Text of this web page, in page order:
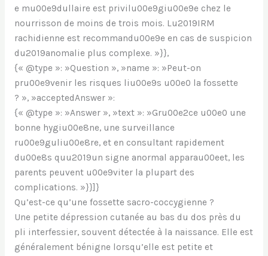
e mu00e9dullaire est privilu00e9giu00e9e chez le
nourrisson de moins de trois mois. Lu2019IRM
rachidienne est recommandu00e9e en cas de suspicion
du2019anomalie plus complexe. »}},
{« @type »: »Question », »name »: »Peut-on
pru00e9venir les risques liu00e9s u00e0 la fossette
? », »acceptedAnswer »:
{« @type »: »Answer », »text »: »Gru00e2ce u00e0 une
bonne hygiu00e8ne, une surveillance
ru00e9guliu00e8re, et en consultant rapidement
du00e8s quu2019un signe anormal apparau00eet, les
parents peuvent u00e9viter la plupart des
complications. »}}]}
Qu’est-ce qu’une fossette sacro-coccygienne ?
Une petite dépression cutanée au bas du dos près du
pli interfessier, souvent détectée à la naissance. Elle est
généralement bénigne lorsqu’elle est petite et